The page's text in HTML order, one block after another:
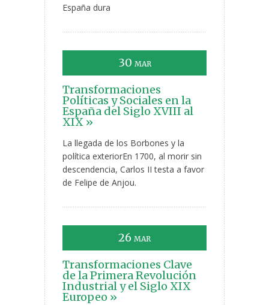
España dura
30 MAR
Transformaciones
Políticas y Sociales en la
España del Siglo XVIII al
XIX »
La llegada de los Borbones y la
política exteriorEn 1700, al morir sin
descendencia, Carlos II testa a favor
de Felipe de Anjou.
26 MAR
Transformaciones Clave
de la Primera Revolución
Industrial y el Siglo XIX
Europeo »